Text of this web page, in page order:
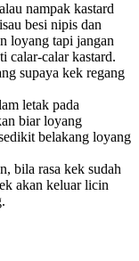
nampak kastard
besi nipis dan
loyang tapi jangan
calar-calar kastard.
supaya kek regang
letak pada
biar loyang
belakang loyang
bila rasa kek sudah
akan keluar licin